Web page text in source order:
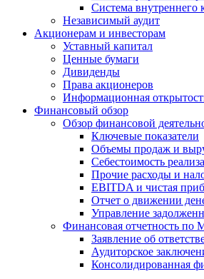
Система внутреннего
Независимый аудит
Акционерам и инвесторам
Уставный капитал
Ценные бумаги
Дивиденды
Права акционеров
Информационная
Финансовый обзор
Обзор финансовой
Ключевые показатели
Объемы продаж и
Себестоимость
Прочие расходы и
EBITDA и чистая
Отчет о движении
Управление
Финансовая отчетность
Заявление об
Аудиторское
Консолидированная